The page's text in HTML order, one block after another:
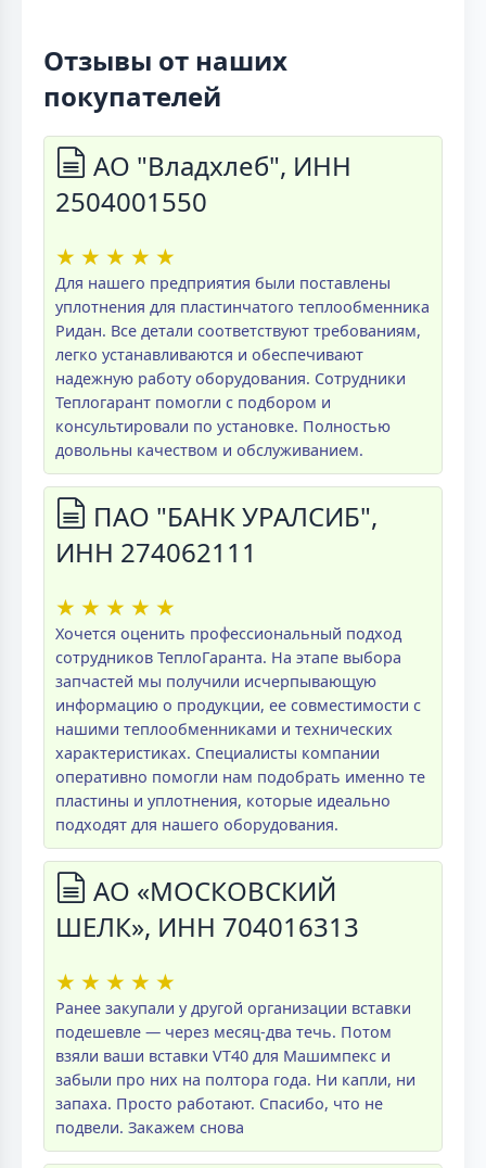
Отзывы от наших
покупателей
АО "Владхлеб", ИНН
2504001550
★ ★ ★ ★ ★
Для нашего предприятия были поставлены
уплотнения для пластинчатого теплообменника
Ридан. Все детали соответствуют требованиям,
легко устанавливаются и обеспечивают
надежную работу оборудования. Сотрудники
Теплогарант помогли с подбором и
консультировали по установке. Полностью
довольны качеством и обслуживанием.
ПАО "БАНК УРАЛСИБ",
ИНН 274062111
★ ★ ★ ★ ★
Хочется оценить профессиональный подход
сотрудников ТеплоГаранта. На этапе выбора
запчастей мы получили исчерпывающую
информацию о продукции, ее совместимости с
нашими теплообменниками и технических
характеристиках. Специалисты компании
оперативно помогли нам подобрать именно те
пластины и уплотнения, которые идеально
подходят для нашего оборудования.
АО «МОСКОВСКИЙ
ШЕЛК», ИНН 704016313
★ ★ ★ ★ ★
Ранее закупали у другой организации вставки
подешевле — через месяц-два течь. Потом
взяли ваши вставки VT40 для Машимпекс и
забыли про них на полтора года. Ни капли, ни
запаха. Просто работают. Спасибо, что не
подвели. Закажем снова